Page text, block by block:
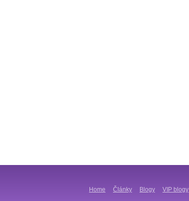
Home Články Blogy VIP blogy